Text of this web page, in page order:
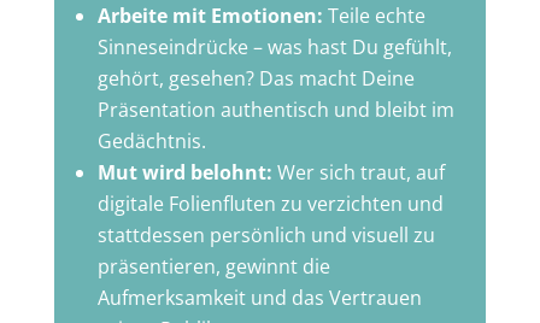
Arbeite mit Emotionen: Teile echte
Sinneseindrücke – was hast Du gefühlt,
gehört, gesehen? Das macht Deine
Präsentation authentisch und bleibt im
Gedächtnis.
Mut wird belohnt: Wer sich traut, auf
digitale Folienfluten zu verzichten und
stattdessen persönlich und visuell zu
präsentieren, gewinnt die
Aufmerksamkeit und das Vertrauen